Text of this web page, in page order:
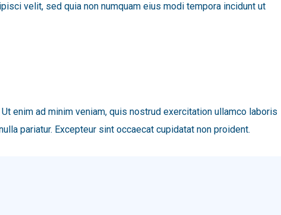
velit, sed quia non numquam eius modi tempora incidunt ut
enim ad minim veniam, quis nostrud exercitation ullamco laboris
pariatur. Excepteur sint occaecat cupidatat non proident.